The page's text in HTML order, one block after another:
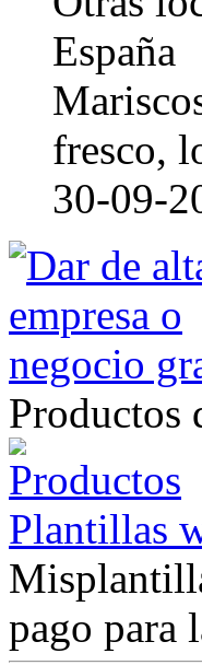
España
fresco,
30-09-
Productos
Plantillas
pago para